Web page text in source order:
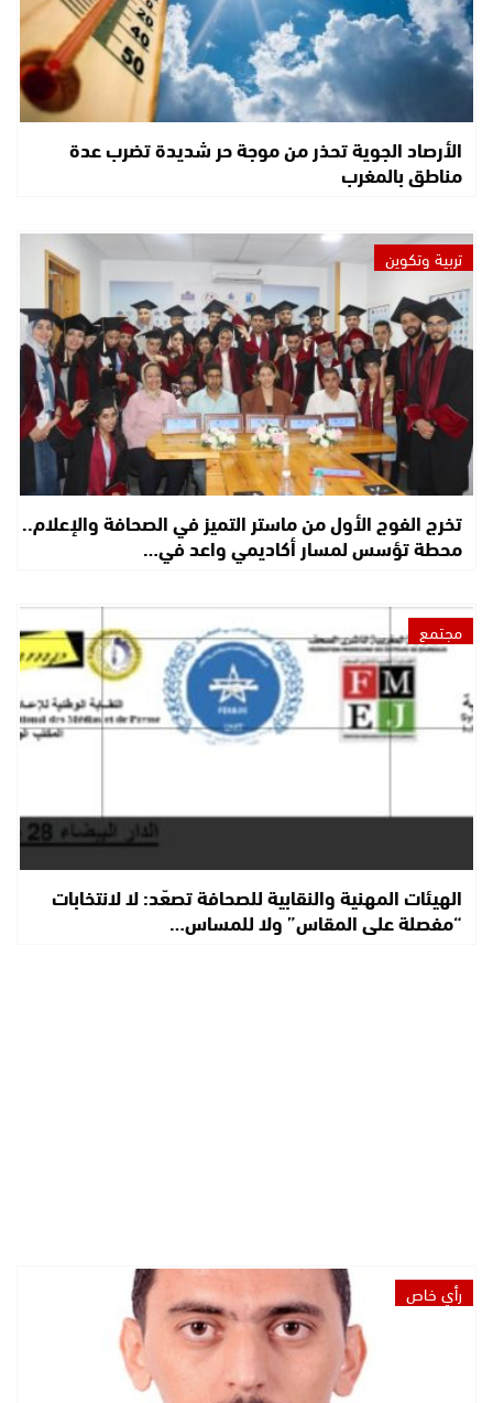
الأرصاد الجوية تحذر من موجة حر شديدة تضرب عدة
مناطق بالمغرب
تربية وتكوين
تخرج الفوج الأول من ماستر التميز في الصحافة والإعلام..
محطة تؤسس لمسار أكاديمي واعد في…
مجتمع
الهيئات المهنية والنقابية للصحافة تصعّد: لا لانتخابات
“مفصلة على المقاس” ولا للمساس…
رأي خاص